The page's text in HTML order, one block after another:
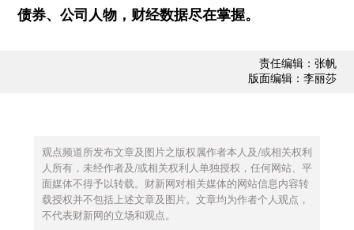
债券、公司人物，财经数据尽在掌握。
责任编辑：张帆
版面编辑：李丽莎
观点频道所发布文章及图片之版权属作者本人及/或相关权利
人所有，未经作者及/或相关权利人单独授权，任何网站、平
面媒体不得予以转载。财新网对相关媒体的网站信息内容转
载授权并不包括上述文章及图片。文章均为作者个人观点，
不代表财新网的立场和观点。